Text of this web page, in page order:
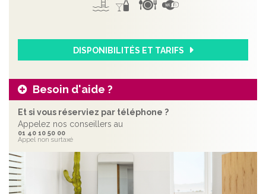
DISPONIBILITÉS ET TARIFS
Besoin d'aide ?
Et si vous réserviez par téléphone ?
Appelez nos conseillers au
01 40 10 50 00
Appel non surtaxé